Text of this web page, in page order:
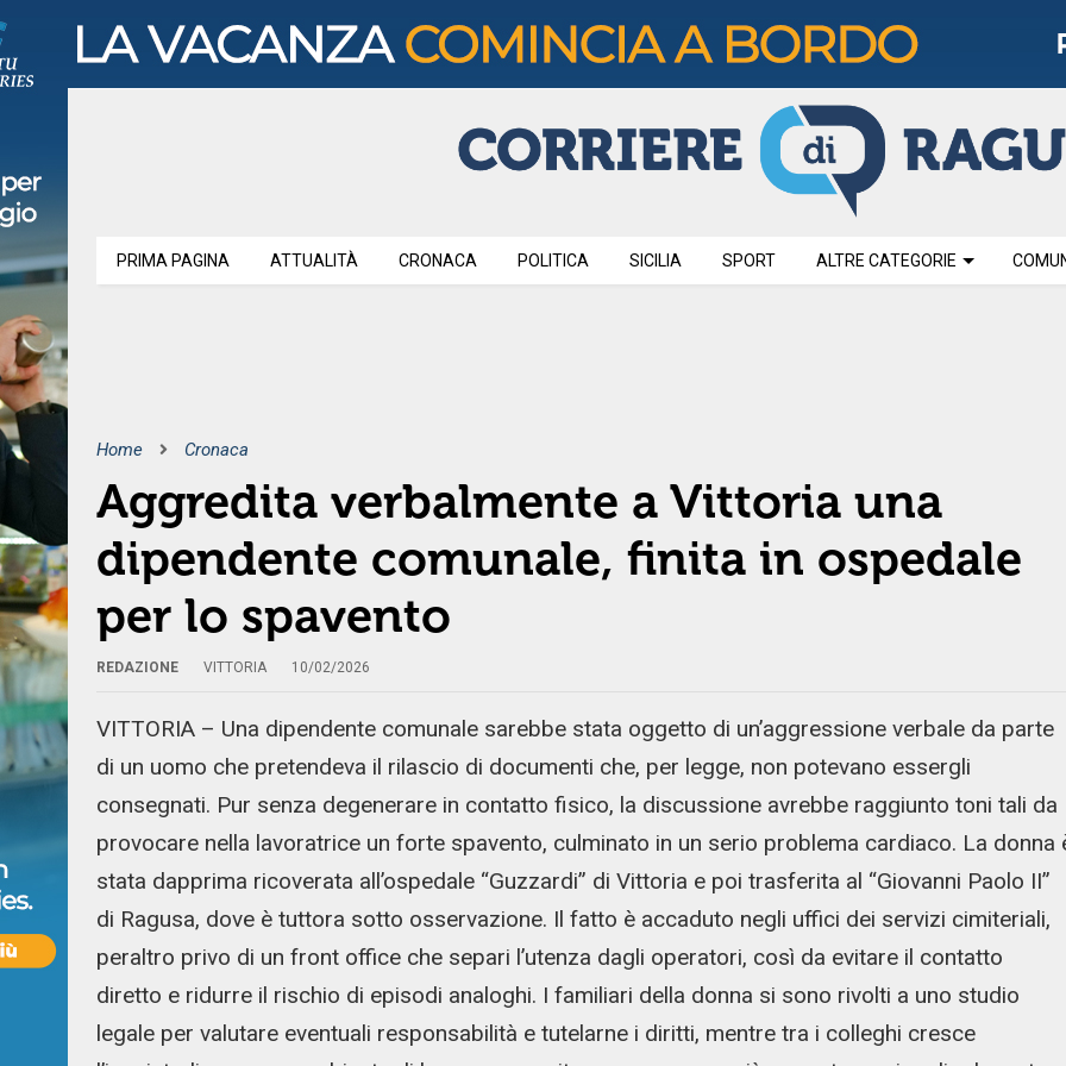
PRIMA PAGINA ATTUALITÀ CRONACA POLITICA SICILIA SPORT ALTRE CATEGORIE
Home Cronaca
Aggredita verbalmente a Vittoria una
dipendente comunale, finita in ospedale
per lo spavento
REDAZIONE VITTORIA 10/02/2026
VITTORIA – Una dipendente comunale sarebbe stata oggetto di un’aggressione verbale da parte
di un uomo che pretendeva il rilascio di documenti che, per legge, non potevano essergli
consegnati. Pur senza degenerare in contatto fisico, la discussione avrebbe raggiunto toni tali da
provocare nella lavoratrice un forte spavento, culminato in un serio problema cardiaco. La donna
stata dapprima ricoverata all’ospedale “Guzzardi” di Vittoria e poi trasferita al “Giovanni Paolo II”
di Ragusa, dove è tuttora sotto osservazione. Il fatto è accaduto negli uffici dei servizi cimiteriali,
peraltro privo di un front office che separi l’utenza dagli operatori, così da evitare il contatto
diretto e ridurre il rischio di episodi analoghi. I familiari della donna si sono rivolti a uno studio
legale per valutare eventuali responsabilità e tutelarne i diritti, mentre tra i colleghi cresce